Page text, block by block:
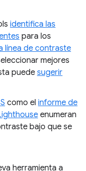
identifica las
para los
línea de contraste
mejores
puedesugerir
como el informe de
enumeran
bajo que se
herramienta a